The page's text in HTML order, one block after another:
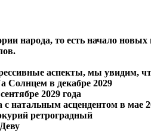
народа, то есть начало
аспекты, мы увидим,
Солнцем в декабре 2029
2029 года
натальным асцендентом в мае
ретроградный